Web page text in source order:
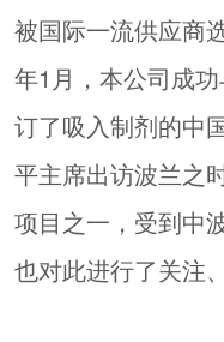
被国际一流供应商
年1月，本公司成
订了吸入制剂的中
平主席出访波兰之
项目之一，受到中
也对此进行了关注